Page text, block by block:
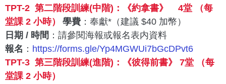
TPT-2 第二階段訓練(中階)：《約拿書》 4堂 （每
堂課 2 小時）
學費 ：奉獻*（建議 $40 加幣）
日期 / 時間 ：請參閱海報或報名表内資料
報名 ： https://forms.gle/Yp4MGWUi7bGcDPvt6
TPT-3 第三階段訓練(進階)：《彼得前書》 7堂 （每
堂課 2 小時）